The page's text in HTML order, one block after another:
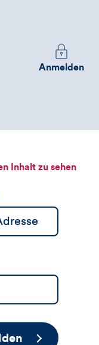
Melden
Sie
sehen
Anmelden
Inhalt zu sehen